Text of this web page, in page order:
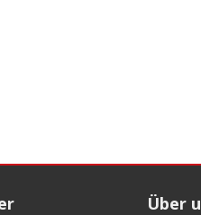
Über